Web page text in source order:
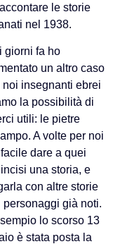
le storie
nel 1938.
giorni fa ho
un altro caso
noi insegnanti ebrei
la possibilità di
utili: le pietre
A volte per noi
dare a quei
una storia, e
con altre storie
personaggi già noti.
lo scorso 13
è stata posta la